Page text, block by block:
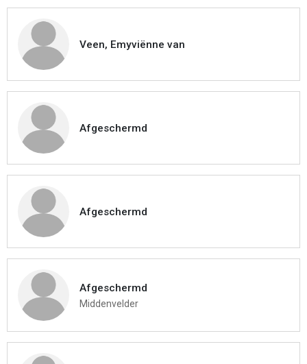
Veen, Emyviënne van
Afgeschermd
Afgeschermd
Afgeschermd
Middenvelder